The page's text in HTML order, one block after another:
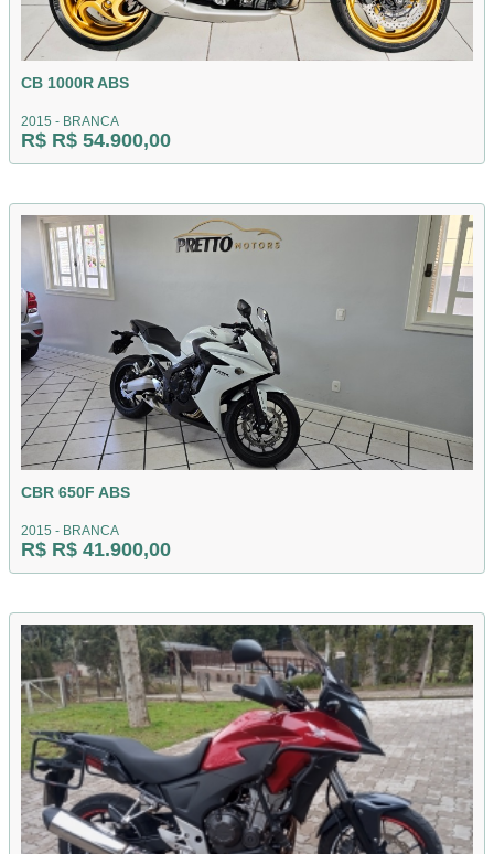
CB 1000R ABS
2015 - BRANCA
R$ R$ 54.900,00
CBR 650F ABS
2015 - BRANCA
R$ R$ 41.900,00